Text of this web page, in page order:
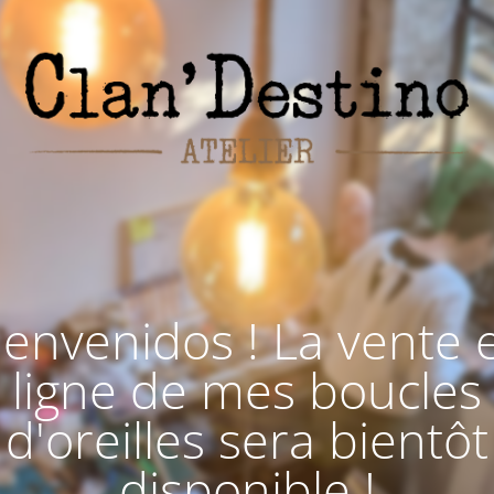
! La vente
ligne de mes boucles
d'oreilles sera bientôt